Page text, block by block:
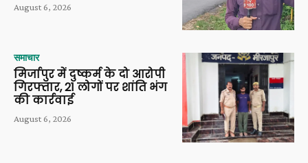
August 6, 2026
समाचार
मिर्जापुर में दुष्कर्म के दो आरोपी
गिरफ्तार, 21 लोगों पर शांति भंग
की कार्रवाई
August 6, 2026